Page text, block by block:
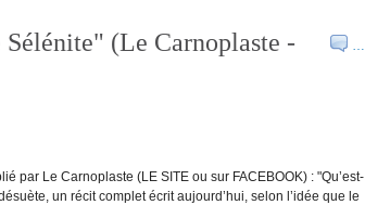
…
(Le Carnoplaste -
par Le Carnoplaste (LE SITE ou sur FACEBOOK) : "Qu’est-
un récit complet écrit aujourd’hui, selon l’idée que le